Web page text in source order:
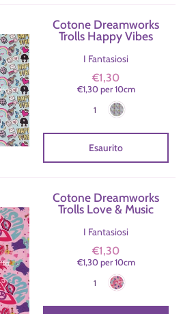
Cotone Dreamworks
Trolls Happy Vibes
I Fantasiosi
€1,30
€1,30per 10cm
Colore
1
Esaurito
Cotone Dreamworks
Trolls Love & Music
I Fantasiosi
€1,30
€1,30per 10cm
Colore
1